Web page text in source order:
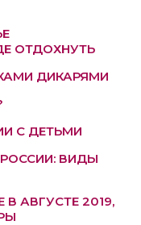
ОТДОХНУТЬ
ДИКАРЯМИ
С ДЕТЬМИ
ВИДЫ
АВГУСТЕ 2019,